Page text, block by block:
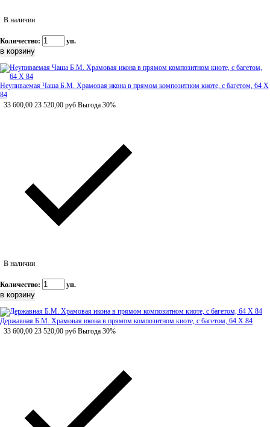
В наличии
Количество: уп.
Неупиваемая Чаша Б.М. Храмовая икона в прямом композитном киоте, с багетом, 64 Х
84
33 600,00 23 520,00 руб Выгода 30%
В наличии
Количество: уп.
Державная Б.М. Храмовая икона в прямом композитном киоте, с багетом, 64 Х 84
33 600,00 23 520,00 руб Выгода 30%